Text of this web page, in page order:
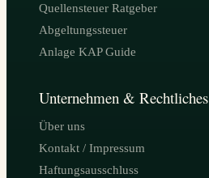
Quellensteuer Ratgeber
Abgeltungssteuer
Anlage KAP Guide
Unternehmen & Rechtliches
Über uns
Kontakt / Impressum
Haftungsausschluss